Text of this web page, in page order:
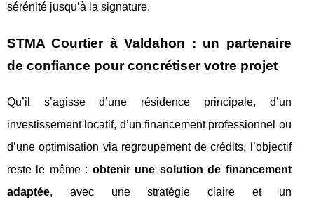
sérénité jusqu’à la signature.
STMA Courtier à Valdahon : un partenaire
de confiance pour concrétiser votre projet
Qu’il s’agisse d’une résidence principale, d’un
investissement locatif, d’un financement professionnel ou
d’une optimisation via regroupement de crédits, l’objectif
reste le même : obtenir une solution de financement
adaptée, avec une stratégie claire et un